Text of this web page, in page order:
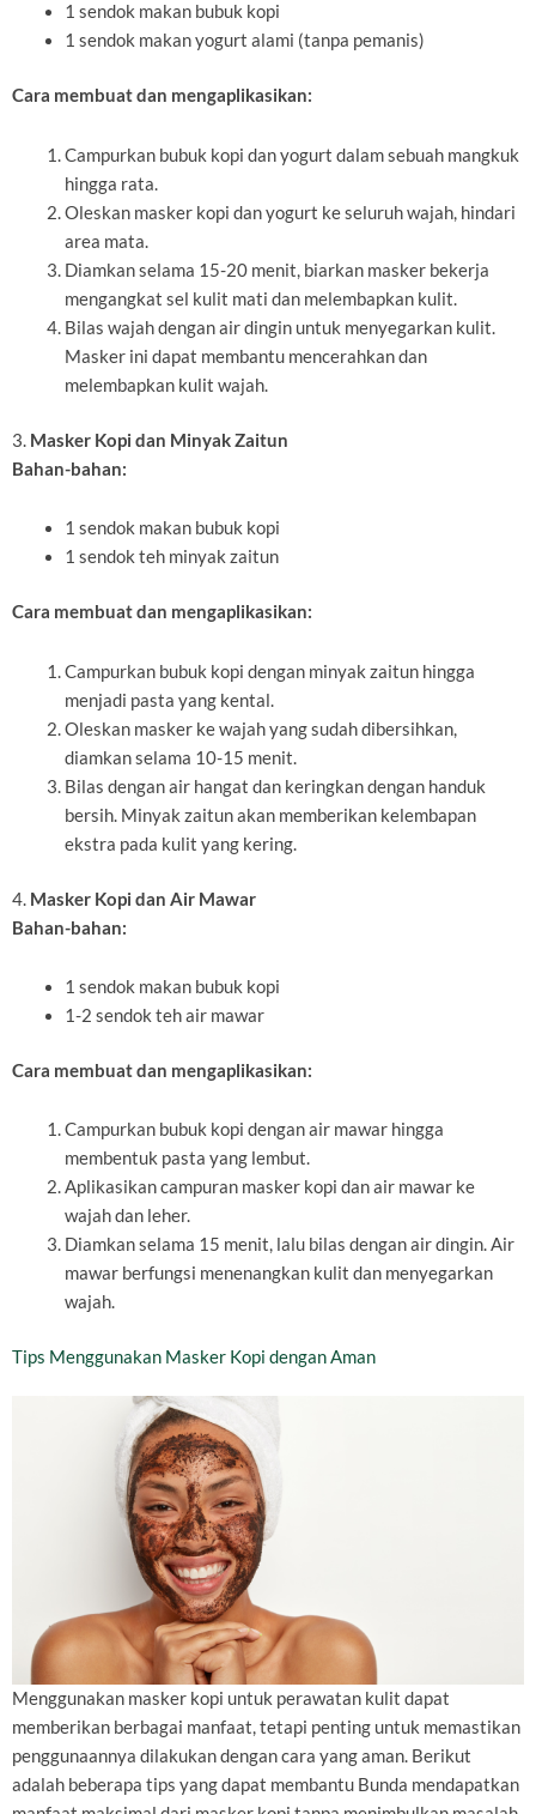
1 sendok makan bubuk kopi
1 sendok makan yogurt alami (tanpa pemanis)
Cara membuat dan mengaplikasikan:
Campurkan bubuk kopi dan yogurt dalam sebuah mangkuk
hingga rata.
Oleskan masker kopi dan yogurt ke seluruh wajah, hindari
area mata.
Diamkan selama 15-20 menit, biarkan masker bekerja
mengangkat sel kulit mati dan melembapkan kulit.
Bilas wajah dengan air dingin untuk menyegarkan kulit.
Masker ini dapat membantu mencerahkan dan
melembapkan kulit wajah.
3. Masker Kopi dan Minyak Zaitun
Bahan-bahan:
1 sendok makan bubuk kopi
1 sendok teh minyak zaitun
Cara membuat dan mengaplikasikan:
Campurkan bubuk kopi dengan minyak zaitun hingga
menjadi pasta yang kental.
Oleskan masker ke wajah yang sudah dibersihkan,
diamkan selama 10-15 menit.
Bilas dengan air hangat dan keringkan dengan handuk
bersih. Minyak zaitun akan memberikan kelembapan
ekstra pada kulit yang kering.
4. Masker Kopi dan Air Mawar
Bahan-bahan:
1 sendok makan bubuk kopi
1-2 sendok teh air mawar
Cara membuat dan mengaplikasikan:
Campurkan bubuk kopi dengan air mawar hingga
membentuk pasta yang lembut.
Aplikasikan campuran masker kopi dan air mawar ke
wajah dan leher.
Diamkan selama 15 menit, lalu bilas dengan air dingin. Air
mawar berfungsi menenangkan kulit dan menyegarkan
wajah.
Tips Menggunakan Masker Kopi dengan Aman
Menggunakan masker kopi untuk perawatan kulit dapat
memberikan berbagai manfaat, tetapi penting untuk memastikan
penggunaannya dilakukan dengan cara yang aman. Berikut
adalah beberapa tips yang dapat membantu Bunda mendapatkan